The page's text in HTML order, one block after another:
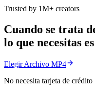
Trusted by 1M+ creators
Cuando se trata
lo que necesitas
Elegir Archivo MP4
No necesita tarjeta de crédito